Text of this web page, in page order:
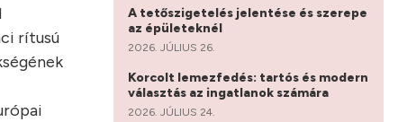
rítusú
A tetőszigetelés jelentése és szerepe
az épületeknél
2026. JÚLIUS 26.
Korcolt lemezfedés: tartós és modern
választás az ingatlanok számára
2026. JÚLIUS 24.